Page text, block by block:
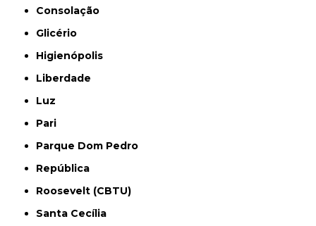
Consolação
Glicério
Higienópolis
Liberdade
Luz
Pari
Parque Dom Pedro
República
Roosevelt (CBTU)
Santa Cecília